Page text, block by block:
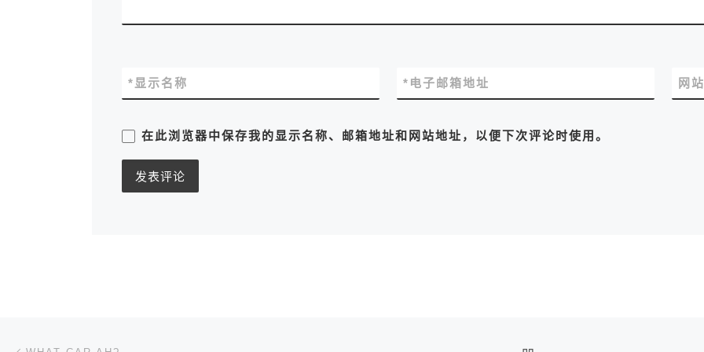
显示名称
* 电子邮箱地址
* 网
在此浏览器中保存我的显示名称、邮箱地址和网站地址，以便下次评论时使用。
文章导航